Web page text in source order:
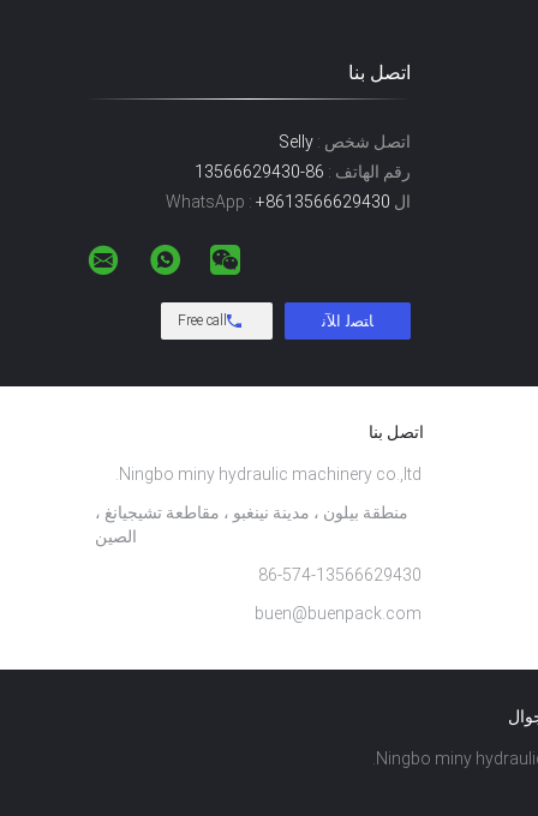
اتصل بنا
اتصل شخص :
رقم الهاتف :
ال WhatsApp : +8613566629430
Free call
اتصل بنا
Ningbo miny hydraulic machinery co.,ltd.
منطقة بيلون ، مدينة نينغبو ، مقاطعة تشيجيانغ ،
الصين
86-574-13566629430
buen@buenpack.com